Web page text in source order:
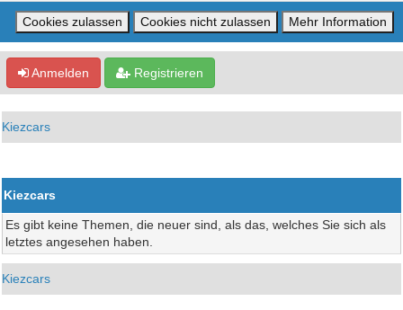
Anmelden Registrieren
Kiezcars
Kiezcars
Es gibt keine Themen, die neuer sind, als das, welches Sie sich als
letztes angesehen haben.
Kiezcars